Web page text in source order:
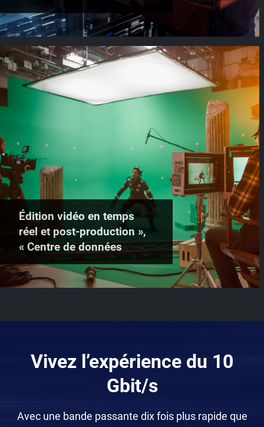
Édition vidéo en temps
réel et post-production »,
« Centre de données
Vivez l’expérience du 10
Gbit/s
Avec une bande passante dix fois plus rapide que